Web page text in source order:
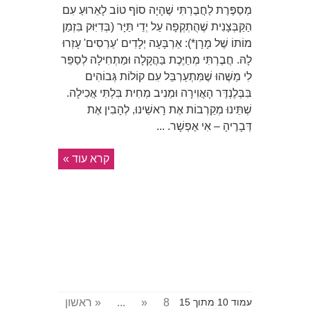
מְסַפֶּרֶת לַחֲבֶרְתִּי שֶׁהָיָה סוֹף טוֹב לָאֵרוּעַ עִם
הַקַּבְּצָנִית שֶׁהֻתְקְפָה עַל יְדֵי תַּיָּר (בְּדִיִּוּק בִּזְמַן
מוֹתוֹ שֶׁל מָרָן*): אַרְבָּעָה יְלָדִים 'עַרְסִים' עָזְרוּ
לָהּ. חֲבֶרְתִּי מְחַיֶּכֶת בַּהֲקָלָה וּמַתְחִילָה לְסַפֵּר
לִי מַשֶּׁהוּ שֶׁמִּתְעַרְבֵּל עִם קוֹלוֹת גְּבוֹהִים
בִּבְּלֶנְדֶּר הָאֲוִירָה וּמֵנִיב מְחִית בִּלְתִּי אֲכִילָה.
שְׁתֵּינוּ מְקַרְבוֹת אֶת רָאשֵׁינוּ, לְהָבִין אֶת
דְּבָרֶיהָ – אִי אֶפְשָׁר. ...
קרא עוד »
עמוד 10 מתוך 15 « ראשון ... «
8